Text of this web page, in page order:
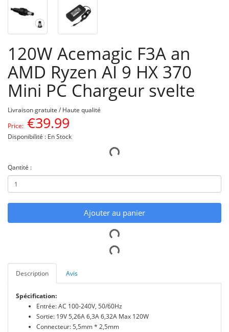
120W Acemagic F3A an
AMD Ryzen AI 9 HX 370
Mini PC Chargeur svelte
Livraison gratuite / Haute qualité
Price: €39.99
Disponibilité : En Stock
Qantité :
Ajouter au panier
Description Avis
Spécification:
Entrée: AC 100-240V, 50/60Hz
Sortie: 19V 5,26A 6,3A 6,32A Max 120W
Connecteur: 5,5mm * 2,5mm